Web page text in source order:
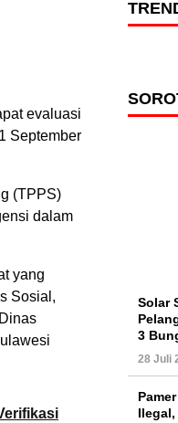
evaluasi
September
(TPPS)
dalam
yang
Sosial,
Solar
3
28 Juli